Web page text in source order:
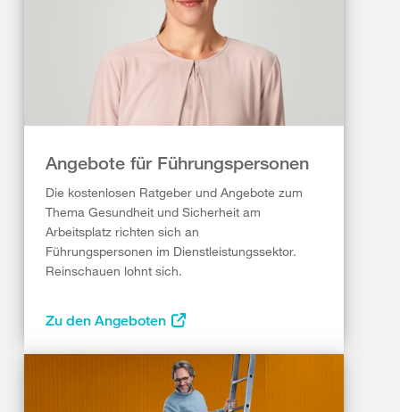
Angebote für Führungspersonen
Die kostenlosen Ratgeber und Angebote zum
Thema Gesundheit und Sicherheit am
Arbeitsplatz richten sich an
Führungspersonen im Dienstleistungssektor.
Reinschauen lohnt sich.
Zu den Angeboten